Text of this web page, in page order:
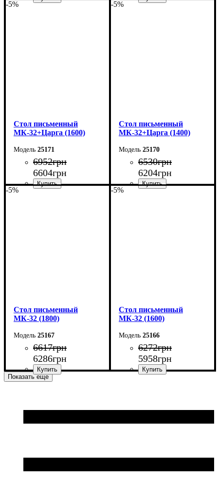
-5%
Cтол письменный
МК-32+Царга (1600)
25171
6952грн
6604грн
-5%
Cтол письменный
МК-32+Царга (1400)
25170
6530грн
6204грн
-5%
Cтол письменный
МК-32 (1800)
25167
6617грн
6286грн
Глубина: 70 см
-5%
Cтол письменный
МК-32 (1600)
25166
6272грн
5958грн
Глубина: 70 см
Показать еще